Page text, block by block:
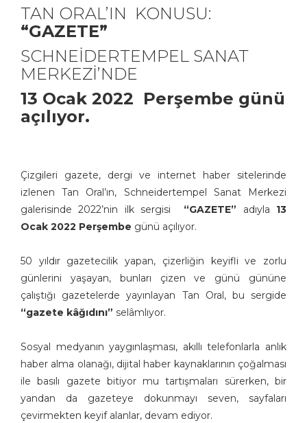
TAN ORAL’IN KONUSU:
“GAZETE”
SCHNEİDERTEMPEL SANAT
MERKEZİ’NDE
13 Ocak 2022 Perşembe günü
açılıyor.
Çizgileri gazete, dergi ve internet haber sitelerinde
izlenen Tan Oral’ın, Schneidertempel Sanat Merkezi
galerisinde 2022’nin ilk sergisi “GAZETE” adıyla 13
Ocak 2022 Perşembe günü açılıyor.
50 yıldır gazetecilik yapan, çizerliğin keyifli ve zorlu
günlerini yaşayan, bunları çizen ve günü gününe
çalıştığı gazetelerde yayınlayan Tan Oral, bu sergide
“gazete kâğıdını” selâmlıyor.
Sosyal medyanın yaygınlaşması, akıllı telefonlarla anlık
haber alma olanağı, dijital haber kaynaklarının çoğalması
ile basılı gazete bitiyor mu tartışmaları sürerken, bir
yandan da gazeteye dokunmayı seven, sayfaları
çevirmekten keyif alanlar, devam ediyor.